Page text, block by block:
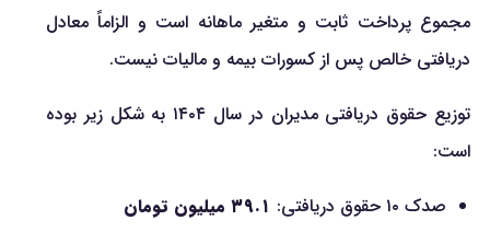
مجموع پرداخت ثابت و متغیر ماهانه است و الزاماً معادل
دریافتی خالص پس از کسورات بیمه و مالیات نیست.
توزیع حقوق دریافتی مدیران در سال ۱۴۰۴ به شکل زیر بوده
است:
صدک ۱۰ حقوق دریافتی:
۳۹.۱ میلیون تومان